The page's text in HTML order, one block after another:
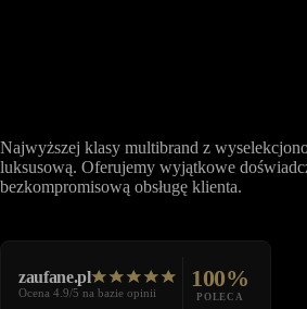
Najwyższej klasy multibrand z
luksusową. Oferujemy wyjątkowe
bezkompromisową obsługę klienta.
zaufane.pl
Ocena 4.9/5 na bazie opinii
100%
POLECA